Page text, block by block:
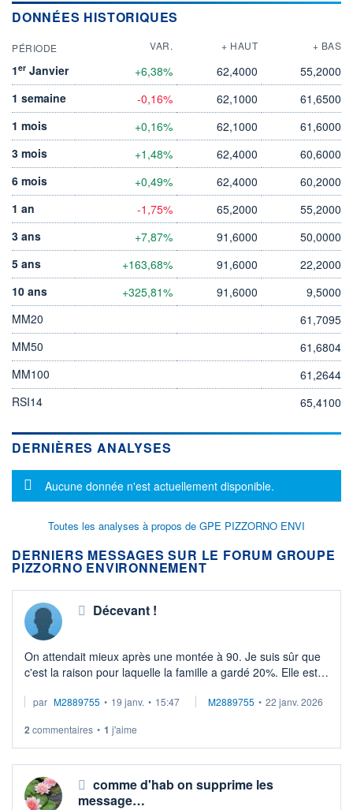
DONNÉES HISTORIQUES
PÉRIODE VAR. + HAUT + BAS
1er Janvier +6,38% 62,4000
55,2000
1 semaine
-0,16% 62,1000
61,6500
1 mois
+0,16% 62,1000
61,6000
3 mois
+1,48% 62,4000
60,6000
6 mois
+0,49% 62,4000
60,2000
1 an
-1,75% 65,2000
55,2000
3 ans
+7,87% 91,6000
50,0000
5 ans
+163,68% 91,6000
22,2000
10 ans
+325,81% 91,6000
9,5000
MM20
61,7095
MM50
61,6804
MM100
61,2644
RSI14
65,4100
DERNIÈRES ANALYSES
Message d'information
Aucune donnée n'est actuellement disponible.
Toutes les analyses à propos de GPE PIZZORNO ENVI
DERNIERS MESSAGES SUR LE FORUM GROUPE
PIZZORNO ENVIRONNEMENT
Décevant !
On attendait mieux après une montée à 90. Je suis sûr que
c'est la raison pour laquelle la famille a gardé 20%. Elle est
PER de 15 qui n' ...
par M2889755 • 19 janv. • 15:47 M2889755 • 22 janv. 2026
2 commentaires • 1 j'aime
comme d'hab on supprime les
message…